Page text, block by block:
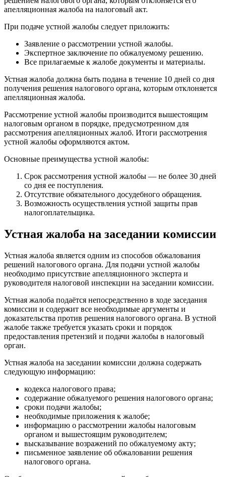
апелляционная жалоба на налоговый акт.
При подаче устной жалобы следует приложить:
Заявление о рассмотрении устной жалобы.
Экспертное заключение по обжалуемому решению.
Все прилагаемые к жалобе документы и материалы.
Устная жалоба должна быть подана в течение 10 дней со дня
получения решения налогового органа, которым отклоняется
апелляционная жалоба.
Рассмотрение устной жалобы производится вышестоящим
налоговым органом в порядке, предусмотренном для
рассмотрения апелляционных жалоб. Итоги рассмотрения
устной жалобы оформляются актом.
Основные преимущества устной жалобы:
Срок рассмотрения устной жалобы — не более 30 дней
со дня ее поступления.
Отсутствие обязательного досудебного обращения.
Возможность осуществления устной защиты прав
налогоплательщика.
Устная жалоба на заседании комиссии
Устная жалоба является одним из способов обжалования
решений налогового органа. Для подачи устной жалобы
необходимо присутствие апелляционного эксперта и
руководителя налоговой инспекции на заседании комиссии.
Устная жалоба подаётся непосредственно в ходе заседания
комиссии и содержит все необходимые аргументы и
доказательства против решения налогового органа. В устной
жалобе также требуется указать сроки и порядок
предоставления претензий и подачи жалобы в налоговый
орган.
Устная жалоба на заседании комиссии должна содержать
следующую информацию:
кодекса налогового права;
содержание обжалуемого решения налогового органа;
сроки подачи жалобы;
необходимые приложения к жалобе;
информацию о рассмотрении жалобы налоговым
органом и вышестоящим руководителем;
высказывание возражений по обжалуемому акту;
письменное заявление об обжаловании решения
налогового органа.